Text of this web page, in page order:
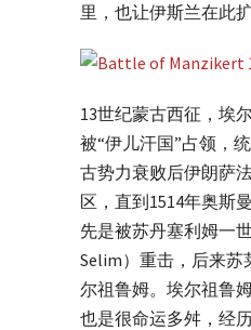
里，也让伊斯兰在此扩
13世纪蒙古西征，埃
被“伊儿汗国”占领，
古势力衰败后伊朗萨
区，直到1514年奥斯
先是被苏丹塞利姆一
Selim）重击，后来
尔祖鲁姆。埃尔祖鲁
也是很命运多舛，经